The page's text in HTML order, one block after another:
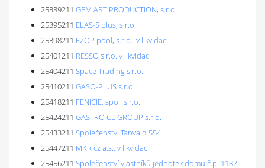
25389211 GEM ART PRODUCTION, s.r.o.
25395211 ELAS-S plus, s.r.o.
25398211 EZOP pool, s.r.o. 'v likvidaci'
25401211 RESSO s.r.o. v likvidaci
25404211 Space Trading s.r.o.
25410211 GASO-PLUS s.r.o.
25418211 FENICIE, spol. s r.o.
25424211 GASTRO CL GROUP s.r.o.
25433211 Společenství Tanvald 554
25447211 MKR cz a.s., v likvidaci
25456211 Společenství vlastníků jednotek domu č.p. 1187 -